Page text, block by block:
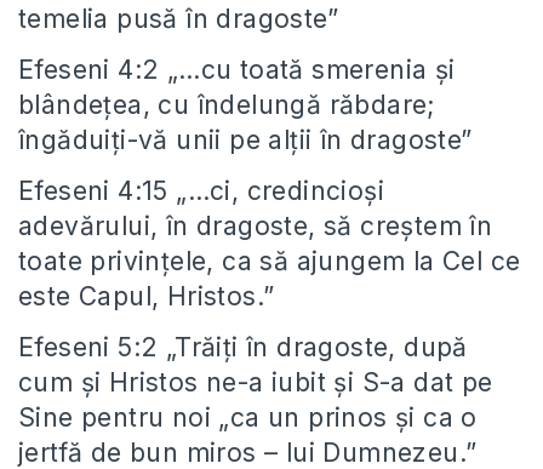
temelia pusă în dragoste”
Efeseni 4:2 „…cu toată smerenia şi
blândeţea, cu îndelungă răbdare;
îngăduiţi-vă unii pe alţii în dragoste”
Efeseni 4:15 „…ci, credincioşi
adevărului, în dragoste, să creştem în
toate privinţele, ca să ajungem la Cel ce
este Capul, Hristos.”
Efeseni 5:2 „Trăiţi în dragoste, după
cum şi Hristos ne-a iubit şi S-a dat pe
Sine pentru noi „ca un prinos şi ca o
jertfă de bun miros – lui Dumnezeu.”